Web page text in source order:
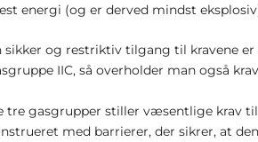
energi (og er derved mindst
sikker og restriktiv tilgang til kravene
IIC, så overholder man også
tre gasgrupper stiller væsentlige krav
med barrierer, der sikrer, at